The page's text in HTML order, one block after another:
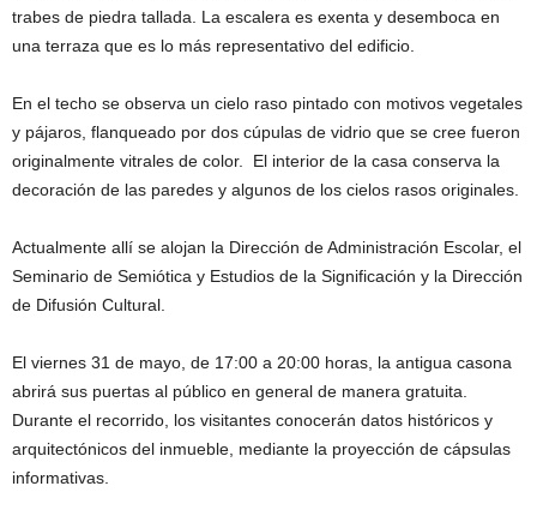
trabes de piedra tallada. La escalera es exenta y desemboca en
una terraza que es lo más representativo del edificio.
En el techo se observa un cielo raso pintado con motivos vegetales
y pájaros, flanqueado por dos cúpulas de vidrio que se cree fueron
originalmente vitrales de color. El interior de la casa conserva la
decoración de las paredes y algunos de los cielos rasos originales.
Actualmente allí se alojan la Dirección de Administración Escolar, el
Seminario de Semiótica y Estudios de la Significación y la Dirección
de Difusión Cultural.
El viernes 31 de mayo, de 17:00 a 20:00 horas, la antigua casona
abrirá sus puertas al público en general de manera gratuita.
Durante el recorrido, los visitantes conocerán datos históricos y
arquitectónicos del inmueble, mediante la proyección de cápsulas
informativas.